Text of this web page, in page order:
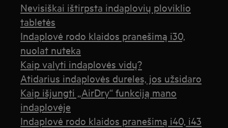
Nevisiškai ištirpsta indaplovių ploviklio
tabletės
Indaplovė rodo klaidos pranešimą i30,
nuolat nuteka
Kaip valyti indaplovės vidų?
Atidarius indaplovės dureles, jos užsidaro
Kaip išjungti „AirDry“ funkciją mano
indaplovėje
Indaplovė rodo klaidos pranešimą i40, i43